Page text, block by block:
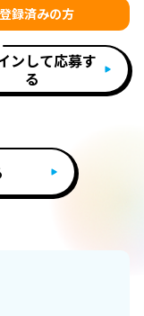
登録済みの方
ンして応募す
る